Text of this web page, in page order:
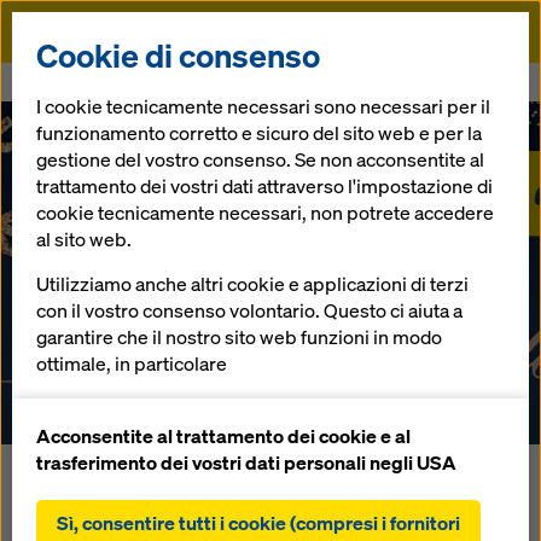
Doka
Lo Staff di Doka Italia augura Buone Feste!
Buon Natale e
Felice 2020!
20.12.2019 |Italia
Il Natale è il momento dei sorrisi; proprio per questo Doka
Italia ha deciso di contribuire a regalarli a chi ne ha più
bisogno.
Cookie di consenso
I cookie tecnicamente necessari sono necessari per il
funzionamento corretto e sicuro del sito web e per la
gestione del vostro consenso. Se non acconsentite al
trattamento dei vostri dati attraverso l'impostazione di
cookie tecnicamente necessari, non potrete accedere
al sito web.
Utilizziamo anche altri cookie e applicazioni di terzi
con il vostro consenso volontario. Questo ci aiuta a
garantire che il nostro sito web funzioni in modo
ottimale, in particolare
nostro sito web (cookie funzionali e statistici),
facilitare un processo di acquisto senza problemi
statistici),
Acconsentite al trattamento dei cookie e al
trasferimento dei vostri dati personali negli USA
Sì, consentire tutti i cookie (compresi i fornitori